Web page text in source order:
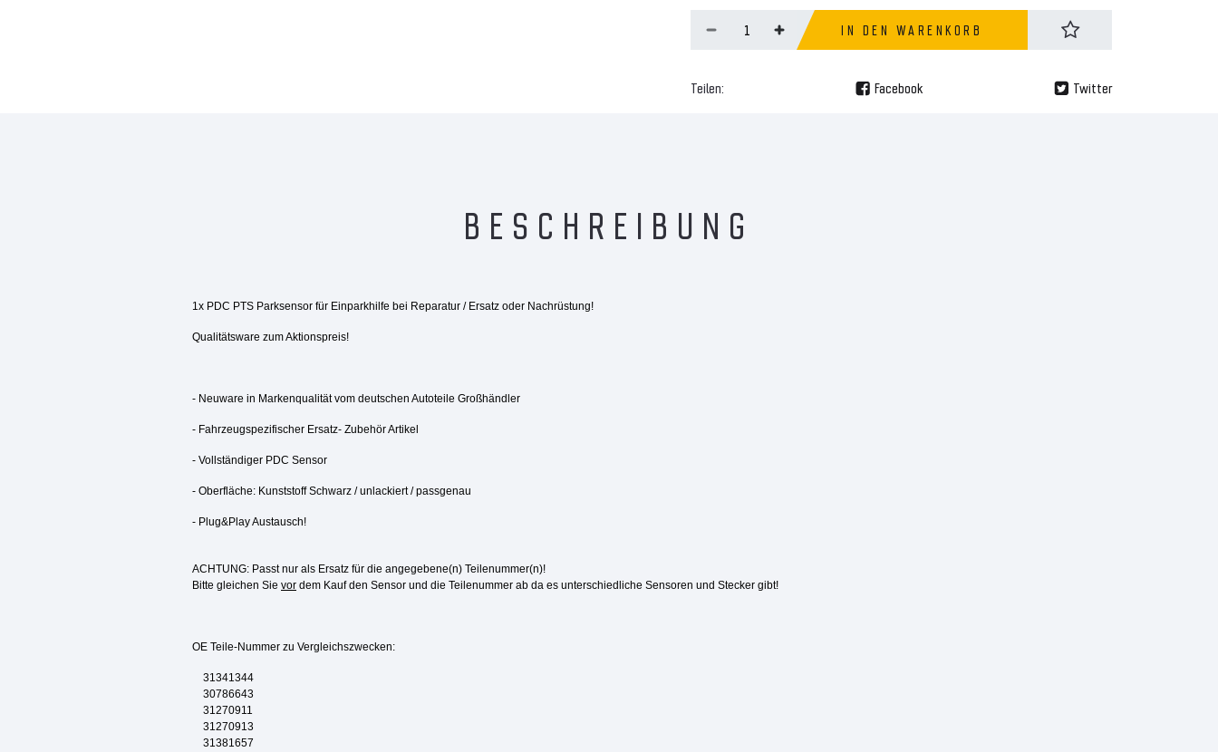
IN DEN WARENKORB
Teilen: Facebook Twitter
BESCHREIBUNG
1x PDC PTS Parksensor für Einparkhilfe bei Reparatur / Ersatz oder Nachrüstung!
Qualitätsware zum Aktionspreis!
- Neuware in Markenqualität vom deutschen Autoteile Großhändler
- Fahrzeugspezifischer Ersatz- Zubehör Artikel
- Vollständiger PDC Sensor
- Oberfläche: Kunststoff Schwarz / unlackiert / passgenau
- Plug&Play Austausch!
ACHTUNG: Passt nur als Ersatz für die angegebene(n) Teilenummer(n)!
Bitte gleichen Sie vor dem Kauf den Sensor und die Teilenummer ab da es unterschiedliche Sensoren und Stecker gibt!
OE Teile-Nummer zu Vergleichszwecken:
31341344
30786643
31270911
31270913
31381657